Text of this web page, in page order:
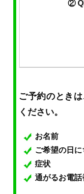
②
ご予約のとき
ください。
お名前
ご希望の日
症状
通がるお電話